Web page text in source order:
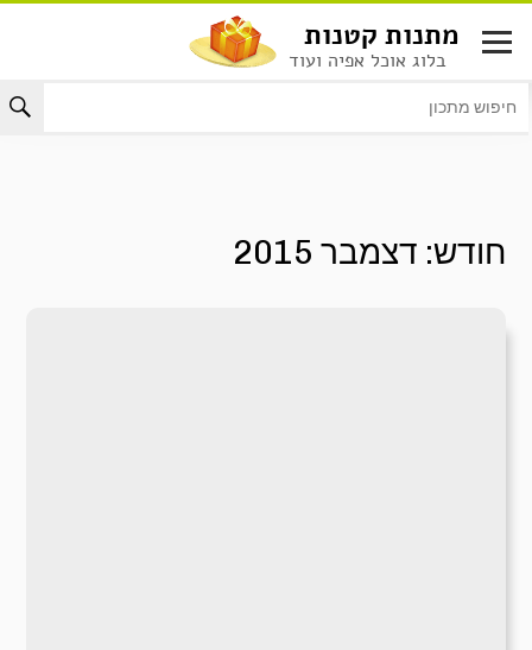
לתוכן
מתנות קטנות
בלוג אוכל אפיה ועוד
חודש: דצמבר 2015